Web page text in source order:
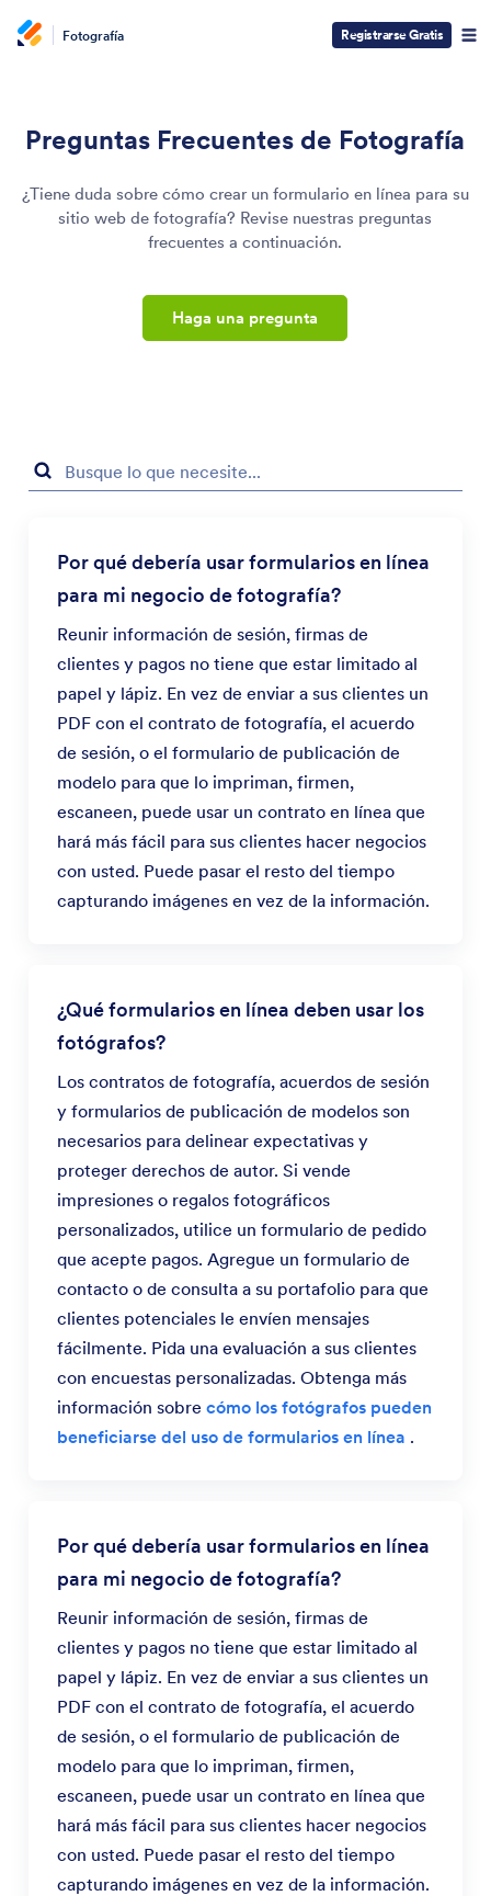
Fotografía Registrarse Gratis
Preguntas Frecuentes de Fotografía
¿Tiene duda sobre cómo crear un formulario en línea para su
sitio web de fotografía? Revise nuestras preguntas
frecuentes a continuación.
Haga una pregunta
Por qué debería usar formularios en línea
para mi negocio de fotografía?
Reunir información de sesión, firmas de
clientes y pagos no tiene que estar limitado al
papel y lápiz. En vez de enviar a sus clientes un
PDF con el contrato de fotografía, el acuerdo
de sesión, o el formulario de publicación de
modelo para que lo impriman, firmen,
escaneen, puede usar un contrato en línea que
hará más fácil para sus clientes hacer negocios
con usted. Puede pasar el resto del tiempo
capturando imágenes en vez de la información.
¿Qué formularios en línea deben usar los
fotógrafos?
Los contratos de fotografía, acuerdos de sesión
y formularios de publicación de modelos son
necesarios para delinear expectativas y
proteger derechos de autor. Si vende
impresiones o regalos fotográficos
personalizados, utilice un formulario de pedido
que acepte pagos. Agregue un formulario de
contacto o de consulta a su portafolio para que
clientes potenciales le envíen mensajes
fácilmente. Pida una evaluación a sus clientes
con encuestas personalizadas. Obtenga más
información sobrecómo los fotógrafos pueden
beneficiarse del uso de formularios en línea .
Por qué debería usar formularios en línea
para mi negocio de fotografía?
Reunir información de sesión, firmas de
clientes y pagos no tiene que estar limitado al
papel y lápiz. En vez de enviar a sus clientes un
PDF con el contrato de fotografía, el acuerdo
de sesión, o el formulario de publicación de
modelo para que lo impriman, firmen,
escaneen, puede usar un contrato en línea que
hará más fácil para sus clientes hacer negocios
con usted. Puede pasar el resto del tiempo
capturando imágenes en vez de la información.